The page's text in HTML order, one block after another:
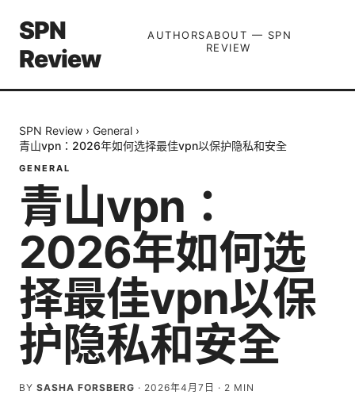
SPN
Review
AUTHORSABOUT — SPN
REVIEW
SPN Review › General ›
青山vpn：2026年如何选择最佳vpn以保护隐私和安全
GENERAL
青山vpn：
2026年如何选
择最佳vpn以保
护隐私和安全
BY SASHA FORSBERG · 2026年4月7日 · 2 MIN